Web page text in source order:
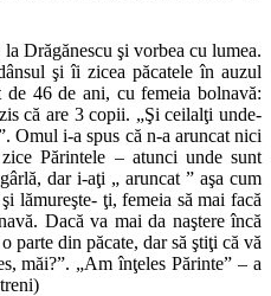
Drăgănescu şi vorbea cu lumea.
şi îi zicea păcatele în auzul
46 de ani, cu femeia bolnavă:
că are 3 copii. „Şi ceilalţi unde-
Omul i-a spus că n-a aruncat nici
Părintele – atunci unde sunt
dar i-aţi „ aruncat ” aşa cum
lămureşte- ţi, femeia să mai facă
Dacă va mai da naştere încă
parte din păcate, dar să ştiţi că vă
măi?”. „Am înţeles Părinte” – a